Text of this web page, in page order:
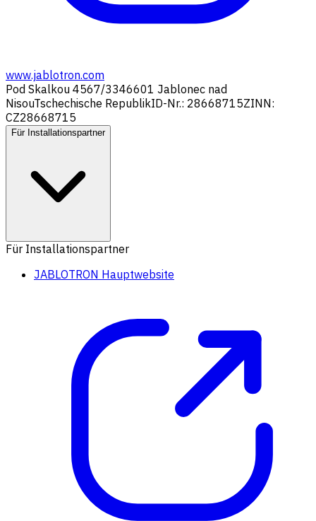
www.jablotron.com
Pod Skalkou 4567/3346601 Jablonec nad
NisouTschechische RepublikID-Nr.: 28668715ZINN:
CZ28668715
Für Installationspartner
Für Installationspartner
JABLOTRON Hauptwebsite